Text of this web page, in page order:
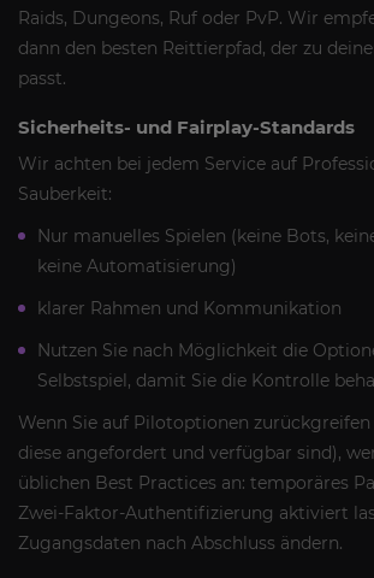
Raids, Dungeons, Ruf oder PvP. Wir
dann den besten Reittierpfad, der zu
passt.
Sicherheits- und Fairplay-Standards
Wir achten bei jedem Service auf
Sauberkeit:
Nur manuelles Spielen (keine Bots,
keine Automatisierung)
klarer Rahmen und Kommunikation
Nutzen Sie nach Möglichkeit die
Selbstspiel, damit Sie die Kontrolle
Wenn Sie auf Pilotoptionen
diese angefordert und verfügbar sind),
üblichen Best Practices an: temporäres
Zwei-Faktor-Authentifizierung aktiviert
Zugangsdaten nach Abschluss ändern.